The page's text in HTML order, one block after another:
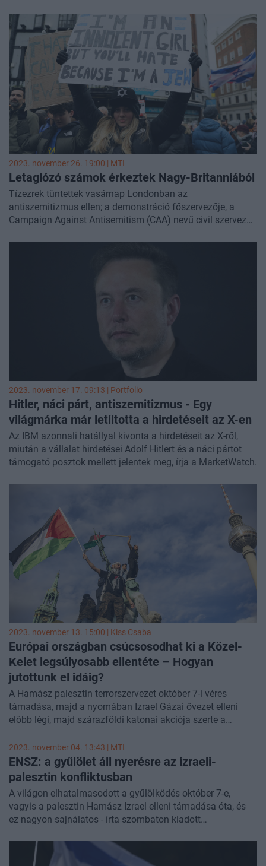
2023. november 26. 19:00 | MTI
Letaglózó számok érkeztek Nagy-Britanniából
Tízezrek tüntettek vasárnap Londonban az
antiszemitizmus ellen; a demonstráció főszervezője, a
Campaign Against Antisemitism (CAA) nevű civil szervezet
zsidók csaknem kétharmada tapasztalt antiszemita
2023. november 17. 09:13 | Portfolio
Hitler, náci párt, antiszemitizmus - Egy
világmárka már letiltotta a hirdetéseit az X-en
Az IBM azonnali hatállyal kivonta a hirdetéseit az X-ről,
miután a vállalat hirdetései Adolf Hitlert és a náci pártot
támogató posztok mellett jelentek meg, írja a MarketWatch.
2023. november 13. 15:00 | Kiss Csaba
Európai országban csúcsosodhat ki a Közel-
Kelet legsúlyosabb ellentéte – Hogyan
jutottunk el idáig?
A Hamász palesztin terrorszervezet október 7-i véres
támadása, majd a nyomában Izrael Gázai övezet elleni
előbb légi, majd szárazföldi katonai akciója szerte a
közösségek között. Látványosan mutatkozik meg ez
Németországban és különösen Berlinben, ahol a Közel-
Keleten kívül az egyik legnagyobb palesztin, egyben az
egyik legnagyobb zsidó közösség is található. Az
antiszemita jellegű atrocitások száma október 7-e óta rég
nem látott magasságokba emelkedett, és egyre többen
kongatják a vészharangot az indulatok elszabadulását
2023. november 04. 13:43 | MTI
ENSZ: a gyűlölet áll nyerésre az izraeli-
palesztin konfliktusban
A világon elhatalmasodott a gyűlölködés október 7-e,
vagyis a palesztin Hamász Izrael elleni támadása óta, és
ez nagyon sajnálatos - írta szombaton kiadott